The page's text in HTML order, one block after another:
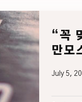
“꼭
만모
July 5,